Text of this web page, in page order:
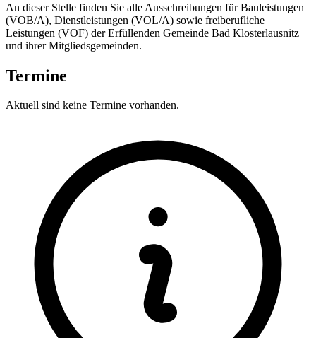
An dieser Stelle finden Sie alle Ausschreibungen für Bauleistungen
(VOB/A), Dienstleistungen (VOL/A) sowie freiberufliche
Leistungen (VOF) der Erfüllenden Gemeinde Bad Klosterlausnitz
und ihrer Mitgliedsgemeinden.
Termine
Aktuell sind keine Termine vorhanden.